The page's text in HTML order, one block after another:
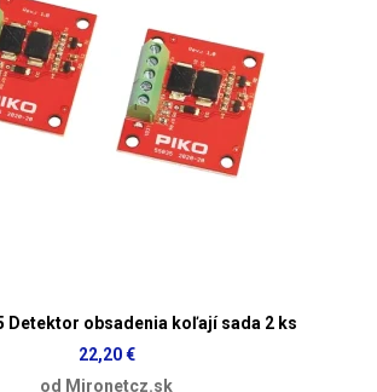
Detektor obsadenia koľají sada 2 ks
22,20 €
od Mironetcz.sk